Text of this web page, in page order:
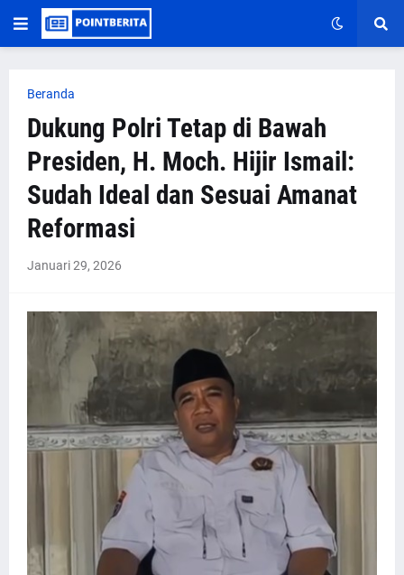
Beranda
Dukung Polri Tetap di Bawah
Presiden, H. Moch. Hijir Ismail:
Sudah Ideal dan Sesuai Amanat
Reformasi
Januari 29, 2026